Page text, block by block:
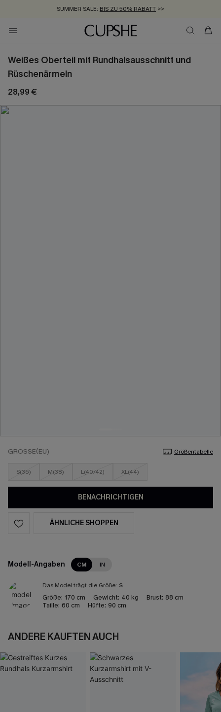
SUMMER SALE: BIS ZU 50% RABATT >>
ZUM NEWSLETTER:BIS ZU -20% EXTRA ERHALTEN
KOSTENLOSER VERSAND AB 89 €
Weißes Oberteil mit Rundhalsausschnitt und
Rüschenärmeln
28,99 €
GRÖSSE(EU) Größentabelle
S(36) M(38) L(40/42) XL(44)
BENACHRICHTIGEN
ÄHNLICHE SHOPPEN
Modell-Angaben CM IN
Das Model trägt die Größe: S
Größe: 170 cm Gewicht: 40 kg Brust: 88 cm
Taille: 60 cm Hüfte: 90 cm
ANDERE KAUFTEN AUCH